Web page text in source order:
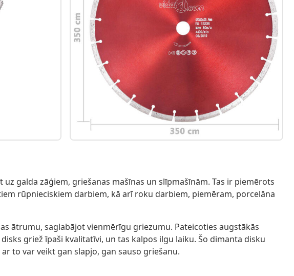
galda zāģiem, griešanas mašīnas un slīpmašīnām. Tas ir piemērots
rūpnieciskiem darbiem, kā arī roku darbiem, piemēram, porcelāna
ātrumu, saglabājot vienmērīgu griezumu. Pateicoties augstākās
griež īpaši kvalitatīvi, un tas kalpos ilgu laiku. Šo dimanta disku
to var veikt gan slapjo, gan sauso griešanu.